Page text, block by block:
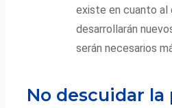
existe en cuanto al
desarrollarán
serán necesarios
No descuidar